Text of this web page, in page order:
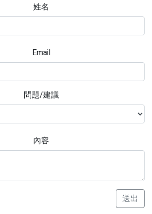
姓名
Email
問題/建議
內容
送出